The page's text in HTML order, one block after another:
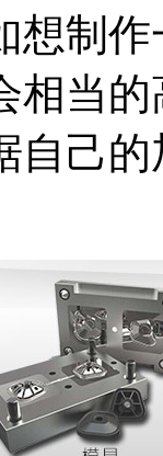
想制
相当
自己